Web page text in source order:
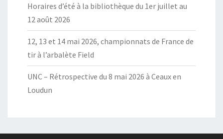
Horaires d’été à la bibliothèque du 1er juillet au
12 août 2026
12, 13 et 14 mai 2026, championnats de France de
tir à l’arbalète Field
UNC – Rétrospective du 8 mai 2026 à Ceaux en
Loudun